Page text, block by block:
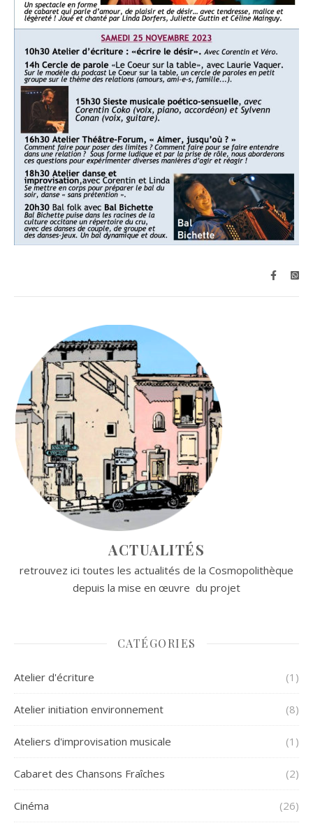
ACTUALITÉS
retrouvez ici toutes les actualités de la Cosmopolithèque
depuis la mise en œuvre du projet
CATÉGORIES
Atelier d'écriture (1)
Atelier initiation environnement (8)
Ateliers d'improvisation musicale (1)
Cabaret des Chansons Fraîches (2)
Cinéma (26)